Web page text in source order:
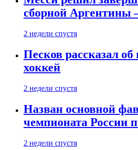
сборной Аргентины
2 недели спустя
Песков рассказал
хоккей
2 недели спустя
Назван основной
чемпионата России
2 недели спустя